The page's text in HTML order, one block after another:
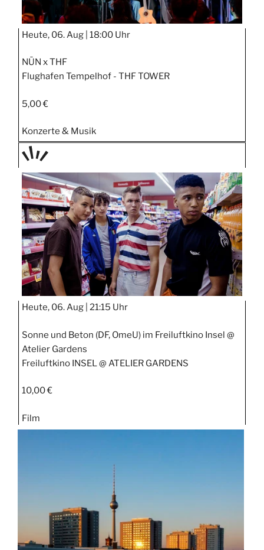
Heute, 06. Aug | 18:00 Uhr
NŪN x THF
Flughafen Tempelhof - THF TOWER
5,00 €
Konzerte & Musik
TAGE
STIPP
Heute, 06. Aug | 21:15 Uhr
Sonne und Beton (DF, OmeU) im Freiluftkino Insel @
Atelier Gardens
Freiluftkino INSEL @ ATELIER GARDENS
10,00 €
Film